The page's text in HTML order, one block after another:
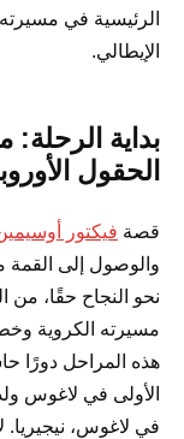
الرئيسية في
الإيطالي.
بداية الرحلة:
الحقول
قصة فيكتور
والوصول إلى القمة
نحو النجاح حقًا، من
مسيرته الكروية
هذه المراحل دورًا
في لاغوس،